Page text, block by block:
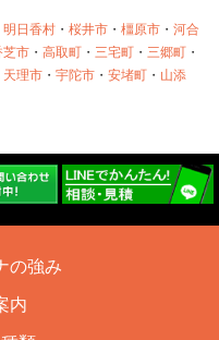
明日香村 ・ 桜井市 ・ 橿原市 ・ 河合
芝市 ・ 高取町 ・ 三宅町 ・ 三郷町 ・
天理市 ・ 宇陀市 ・ 安堵町 ・ 山添
の強み
内